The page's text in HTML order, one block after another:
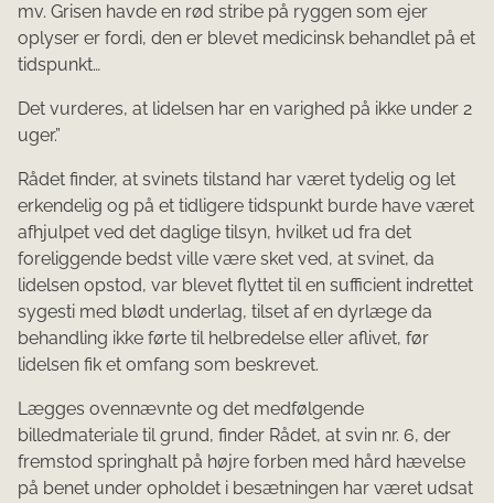
mv. Grisen havde en rød stribe på ryggen som ejer
oplyser er fordi, den er ble­vet medicinsk behandlet på et
tidspunkt…
Det vurderes, at lidelsen har en varighed på ikke under 2
uger.”
Rådet finder, at svinets tilstand har været tydelig og let
erkendelig og på et tidligere tidspunkt burde have været
afhjulpet ved det daglige tilsyn, hvilket ud fra det
foreliggende bedst ville være sket ved, at svinet, da
lidelsen opstod, var blevet flyttet til en sufficient indrettet
sygesti med blødt underlag, tilset af en dyrlæge da
behandling ikke førte til helbredelse eller aflivet, før
lidelsen fik et omfang som beskrevet.
Lægges ovennævnte og det medfølgende
billedmateriale til grund, finder Rådet, at svin nr. 6, der
fremstod springhalt på højre forben med hård hævelse
på benet under opholdet i besætningen har været udsat